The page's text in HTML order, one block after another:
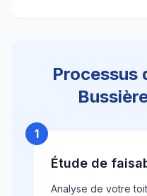
Processus
1
Étude de
Analyse de votre